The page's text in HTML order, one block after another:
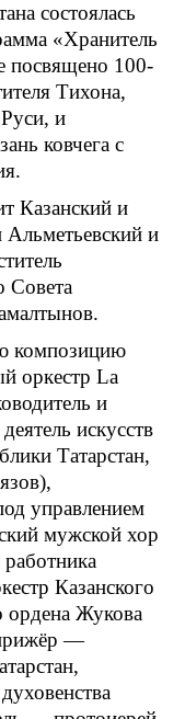
состоялась
«Хранитель
посвящено 100-
Тихона,
и
ковчега с
Казанский и
Альметьевский и
Совета
композицию
оркестр La
и
искусств
Татарстан,
управлением
мужской хор
Казанского
ордена Жукова
—